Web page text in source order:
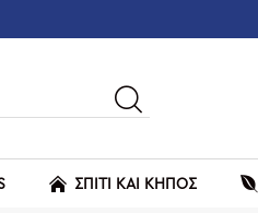
ΣΠΙΤΙ ΚΑΙ ΚΗΠΟΣ